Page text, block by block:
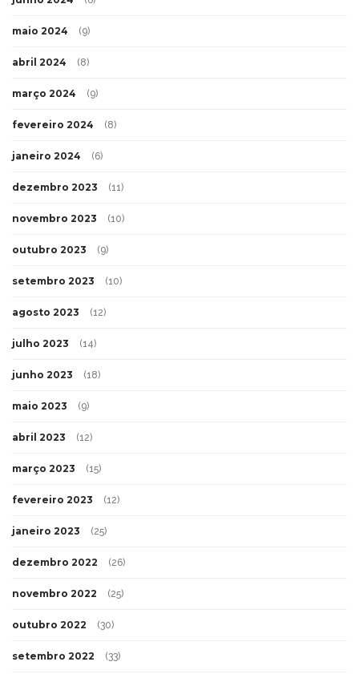
maio 2024 (9)
abril 2024 (8)
março 2024 (9)
fevereiro 2024 (8)
janeiro 2024 (6)
dezembro 2023 (11)
novembro 2023 (10)
outubro 2023 (9)
setembro 2023 (10)
agosto 2023 (12)
julho 2023 (14)
junho 2023 (18)
maio 2023 (9)
abril 2023 (12)
março 2023 (15)
fevereiro 2023 (12)
janeiro 2023 (25)
dezembro 2022 (26)
novembro 2022 (25)
outubro 2022 (30)
setembro 2022 (33)